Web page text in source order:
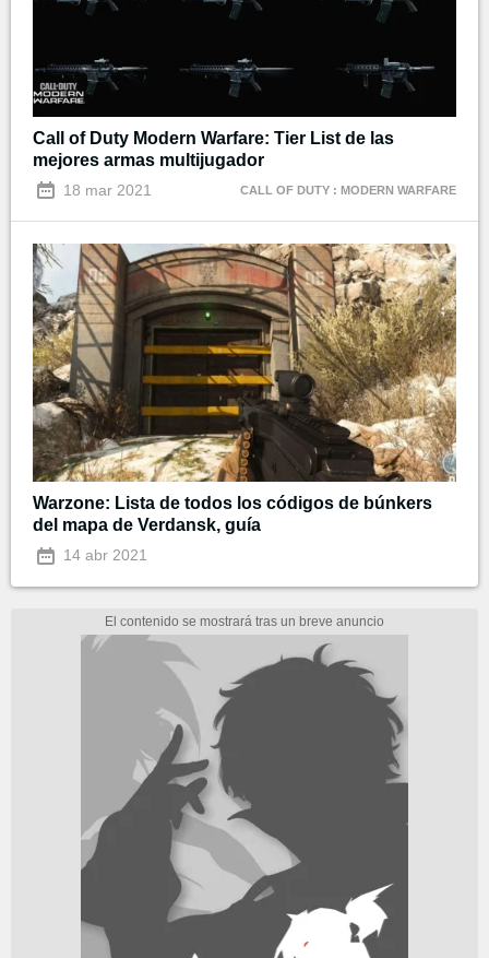
Call of Duty Modern Warfare: Tier List de las
mejores armas multijugador
18 mar 2021 CALL OF DUTY : MODERN WARFARE
Warzone: Lista de todos los códigos de búnkers
del mapa de Verdansk, guía
14 abr 2021